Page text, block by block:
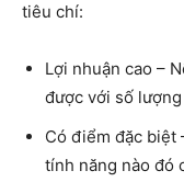
tiêu chí:
Lợi nhuận cao –
được với số
Có điểm đặc biệt
tính năng nào đó